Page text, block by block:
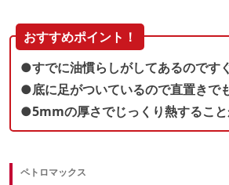
おすすめポイント！
●すでに油慣らしがしてあるのです
●底に足がついているので直置きで
●5mmの厚さでじっくり熱するこ
ペトロマックス